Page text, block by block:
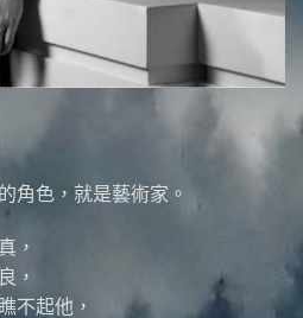
角色，就是藝術家。
，
，
不起他，